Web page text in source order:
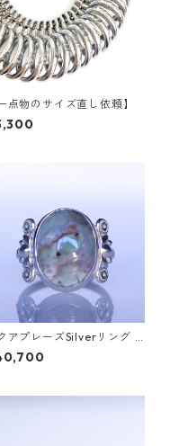
点物のサイズ直し依頼】
アプレーズSilverリング S
サルガ）[S001]